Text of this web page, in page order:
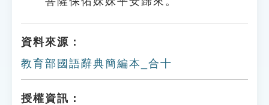
資料來源：
教育部國語辭典簡編本_合十
授權資訊：